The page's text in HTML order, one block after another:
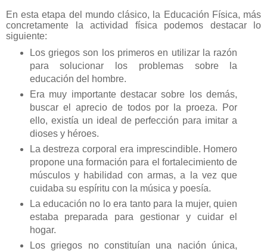
En esta etapa del mundo clásico, la Educación Física, más
concretamente la actividad física podemos destacar lo
siguiente:
Los griegos son los primeros en utilizar la razón
para solucionar los problemas sobre la
educación del hombre.
Era muy importante destacar sobre los demás,
buscar el aprecio de todos por la proeza. Por
ello, existía un ideal de perfección para imitar a
dioses y héroes.
La destreza corporal era imprescindible. Homero
propone una formación para el fortalecimiento de
músculos y habilidad con armas, a la vez que
cuidaba su espíritu con la música y poesía.
La educación no lo era tanto para la mujer, quien
estaba preparada para gestionar y cuidar el
hogar.
Los griegos no constituían una nación única,